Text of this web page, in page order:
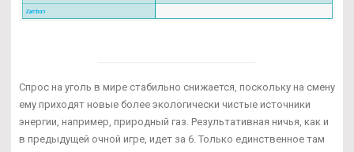
Спрос на уголь в мире стабильно снижается, поскольку на смену
ему приходят новые более экологически чистые источники
энергии, например, природный газ. Результативная ничья, как и
в предыдущей очной игре, идет за 6. Только единственное там